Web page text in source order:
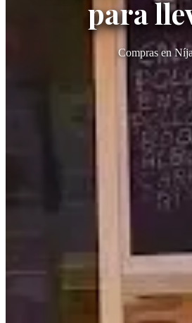
para
Compras en